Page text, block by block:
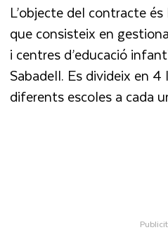
L’objecte del contracte
que consisteix en
i centres d’educació
Sabadell. Es divideix en
diferents escoles a cada